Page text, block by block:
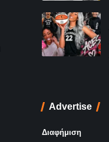
Advertise
Διαφήμιση